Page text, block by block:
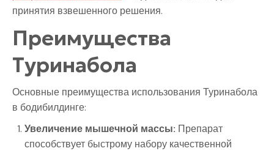
принятия взвешенного решения.
Преимущества
Туринабола
Основные преимущества использования Туринабола
в бодибилдинге:
Увеличение мышечной массы: Препарат
способствует быстрому набору качественной